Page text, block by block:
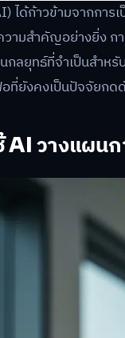
ด้ก้าวข้ามจากการ
ามสำคัญอย่างยิ่ง ก
นกลยุทธ์ที่จำเป็นสำ
อที่ยังคงเป็นปัจจัยก
วางแผนก